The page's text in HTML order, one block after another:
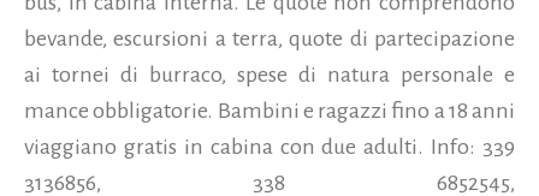
bevande, escursioni a terra, quote di partecipazione
ai tornei di burraco, spese di natura personale e
mance obbligatorie. Bambini e ragazzi fino a 18 anni
viaggiano gratis in cabina con due adulti. Info: 339
3136856, 338 6852545,